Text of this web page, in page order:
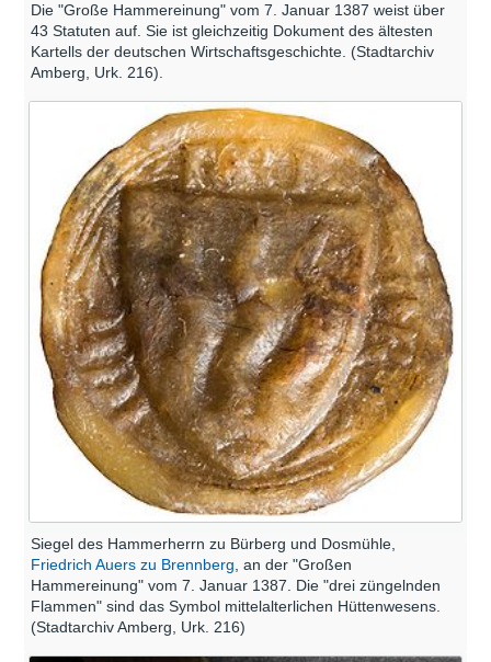
Die "Große Hammereinung" vom 7. Januar 1387 weist über
43 Statuten auf. Sie ist gleichzeitig Dokument des ältesten
Kartells der deutschen Wirtschaftsgeschichte. (Stadtarchiv
Amberg, Urk. 216).
Siegel des Hammerherrn zu Bürberg und Dosmühle,
Friedrich Auers zu Brennberg, an der "Großen
Hammereinung" vom 7. Januar 1387. Die "drei züngelnden
Flammen" sind das Symbol mittelalterlichen Hüttenwesens.
(Stadtarchiv Amberg, Urk. 216)